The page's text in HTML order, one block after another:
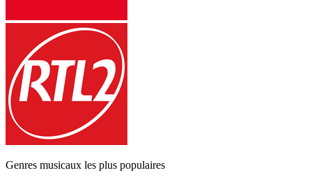
Genres musicaux les plus populaires